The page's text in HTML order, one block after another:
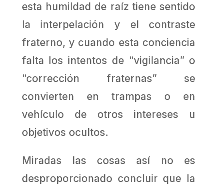
esta humildad de raíz tiene sentido
la interpelación y el contraste
fraterno, y cuando esta conciencia
falta los intentos de “vigilancia” o
“corrección fraternas” se
convierten en trampas o en
vehículo de otros intereses u
objetivos ocultos.
Miradas las cosas así no es
desproporcionado concluir que la